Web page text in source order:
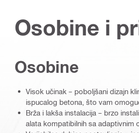
Osobine i
Osobine
Visok učinak – poboljšani dizajn
ispucalog betona, što vam
Brža i lakša instalacija – brzo
alata kompatibilnih sa adaptivnim